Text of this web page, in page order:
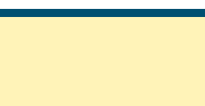
page page page page